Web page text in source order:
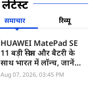
लेटेस्ट
समाचार रिव्यू
HUAWEI MatePad SE
11 बड़ी स्क्रीन और बैटरी के
साथ भारत में लॉन्च, जानें
कीमत
Aug 07, 2026, 03:45 PM